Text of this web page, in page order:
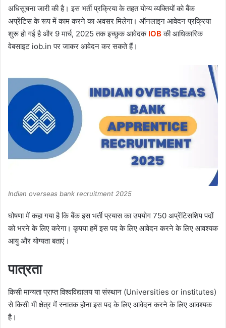
अधिसूचना जारी की है। इस भर्ती प्रक्रिया के तहत योग्य व्यक्तियों को बैंक
अप्रेंटिस के रूप में काम करने का अवसर मिलेगा। ऑनलाइन आवेदन प्रक्रिया
शुरू हो गई है और 9 मार्च, 2025 तक इच्छुक आवेदक IOB ​​की आधिकारिक
वेबसाइट iob.in पर जाकर आवेदन कर सकते हैं।
Indian overseas bank recruitment 2025
घोषणा में कहा गया है कि बैंक इस भर्ती प्रयास का उपयोग 750 अप्रेंटिसशिप पदों
को भरने के लिए करेगा। कृपया हमें इस पद के लिए आवेदन करने के लिए आवश्यक
आयु और योग्यता बताएं।
पात्रता
किसी मान्यता प्राप्त विश्वविद्यालय या संस्थान (Universities or institutes)
से किसी भी क्षेत्र में स्नातक होना इस पद के लिए आवेदन करने के लिए आवश्यक
है।